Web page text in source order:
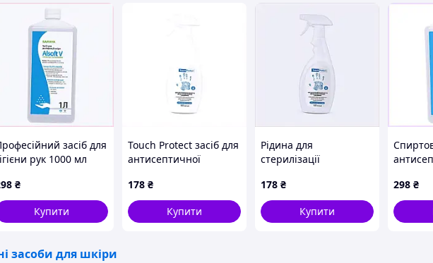
засіб для
рук 1000 мл
₴
Купити
Touch Protect засіб для
антисептичної
C8163E188B
178 ₴
Купити
Рідина для
стерилізації
500 мл спрей
8HK16318A8
178 ₴
Купити
298 ₴
засоби для шкіри